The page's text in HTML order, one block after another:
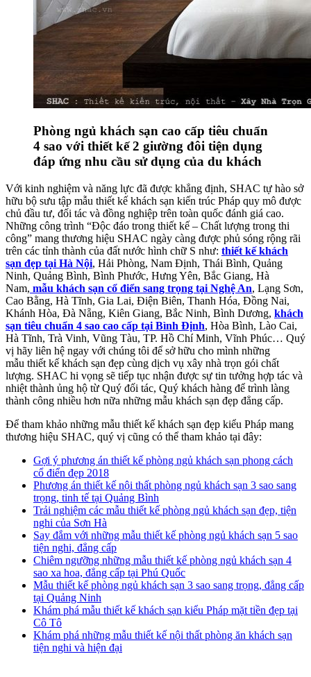
Phòng ngủ khách sạn cao cấp tiêu chuẩn
4 sao với thiết kế 2 giường đôi tiện dụng
đáp ứng nhu cầu sử dụng của du khách
Với kinh nghiệm và năng lực đã được khẳng định, SHAC tự hào sở
hữu bộ sưu tập mẫu thiết kế khách sạn kiến trúc Pháp quy mô được
chủ đầu tư, đối tác và đồng nghiệp trên toàn quốc đánh giá cao.
Những công trình “Độc đáo trong thiết kế – Chất lượng trong thi
công” mang thương hiệu SHAC ngày càng được phủ sóng rộng rãi
trên các tỉnh thành của đất nước hình chữ S như: thiết kế khách
sạn đẹp tại Hà Nội, Hải Phòng, Nam Định, Thái Bình, Quảng
Ninh, Quảng Bình, Bình Phước, Hưng Yên, Bắc Giang, Hà
Nam, mẫu khách sạn cổ điển sang trọng tại Nghệ An, Lạng Sơn,
Cao Bằng, Hà Tĩnh, Gia Lai, Điện Biên, Thanh Hóa, Đồng Nai,
Khánh Hòa, Đà Nẵng, Kiên Giang, Bắc Ninh, Bình Dương, khách
sạn tiêu chuẩn 4 sao cao cấp tại Bình Định, Hòa Bình, Lào Cai,
Hà Tĩnh, Trà Vinh, Vũng Tàu, TP. Hồ Chí Minh, Vĩnh Phúc… Quý
vị hãy liên hệ ngay với chúng tôi để sở hữu cho mình những
mẫu thiết kế khách sạn đẹp cùng dịch vụ xây nhà trọn gói chất
lượng. SHAC hi vọng sẽ tiếp tục nhận được sự tin tưởng hợp tác và
nhiệt thành ủng hộ từ Quý đối tác, Quý khách hàng để trình làng
thành công nhiều hơn nữa những mẫu khách sạn đẹp đẳng cấp.
Để tham khảo những mẫu thiết kế khách sạn đẹp kiểu Pháp mang
thương hiệu SHAC, quý vị cũng có thể tham khảo tại đây:
Gợi ý phương án thiết kế phòng ngủ khách sạn phong cách
cổ điển đẹp 2018
Phương án thiết kế nội thất phòng ngủ khách sạn 3 sao sang
trọng, tinh tế tại Quảng Bình
Trải nghiệm các mẫu thiết kế phòng ngủ khách sạn đẹp, tiện
nghi của Sơn Hà
Say đắm với những mẫu thiết kế phòng ngủ khách sạn 5 sao
tiện nghi, đẳng cấp
Chiêm ngưỡng những mẫu thiết kế phòng ngủ khách sạn 4
sao xa hoa, đẳng cấp tại Phú Quốc
Mẫu thiết kế phòng ngủ khách sạn 3 sao sang trọng, đẳng cấp
tại Quảng Ninh
Khám phá mẫu thiết kế khách sạn kiểu Pháp mặt tiền đẹp tại
Cô Tô
Khám phá những mẫu thiết kế nội thất phòng ăn khách sạn
tiện nghi và hiện đại